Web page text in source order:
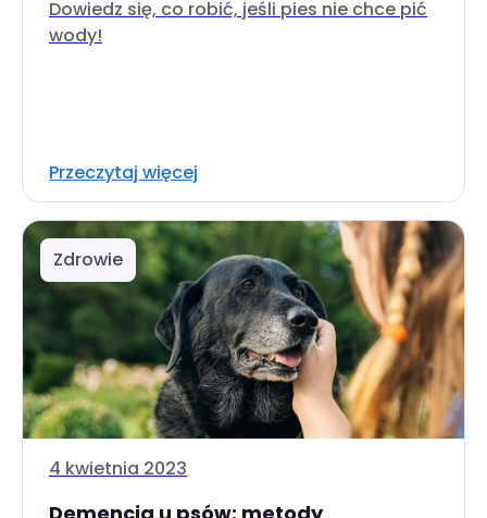
Dowiedz się, co robić, jeśli pies nie chce pić
wody!
Przeczytaj więcej
Zdrowie
4 kwietnia 2023